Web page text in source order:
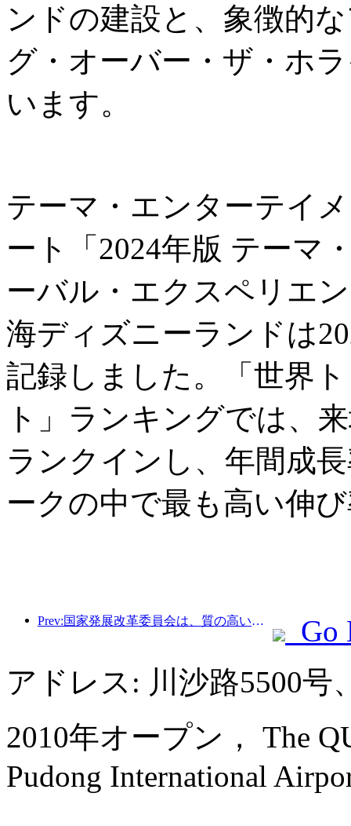
ンドの建設と、象徴的
グ・オーバー・ザ・ホ
います。
テーマ・エンターテイ
ート「2024年版 テーマ
ーバル・エクスペリエ
海ディズニーランドは
記録しました。「世界
ト」ランキングでは、
ランクインし、年間成
ークの中で最も高い伸
Prev:国家発展改革委員会は、質の高いアウトドアスポーツの目的地49か所の最初のバッチを発表しました。
Go
アドレス: 川沙路5500号
2010年オープン， The
Pudong International